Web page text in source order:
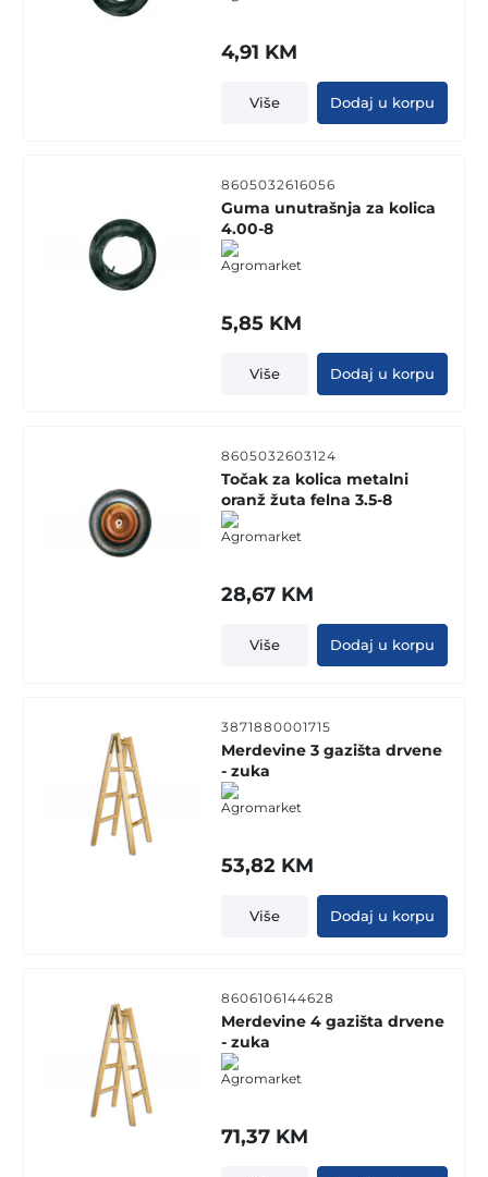
4,91 KM
Više Dodaj u korpu
8605032616056
Guma unutrašnja za kolica
4.00-8
5,85 KM
Više Dodaj u korpu
8605032603124
Točak za kolica metalni
oranž žuta felna 3.5-8
28,67 KM
Više Dodaj u korpu
3871880001715
Merdevine 3 gazišta drvene
- zuka
53,82 KM
Više Dodaj u korpu
8606106144628
Merdevine 4 gazišta drvene
- zuka
71,37 KM